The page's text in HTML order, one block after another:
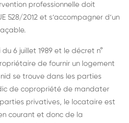
professionnelle doit
528/2012 et s’accompagner d’un
6 juillet 1989 et le décret n°
de fournir un logement
se trouve dans les parties
de copropriété de mandater
privatives, le locataire est
courant et donc de la